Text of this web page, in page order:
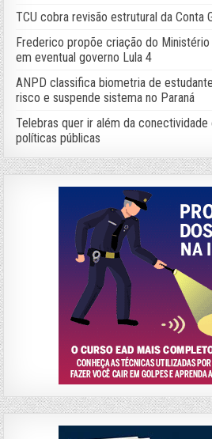
TCU cobra revisão estrutural da Conta
Frederico propõe criação do
em eventual governo Lula 4
ANPD classifica biometria de
risco e suspende sistema no Paraná
Telebras quer ir além da conectividade
políticas públicas